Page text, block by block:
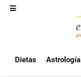
Dietas Astrología